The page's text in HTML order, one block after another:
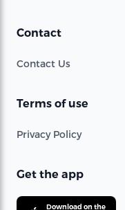
Contact
Contact Us
Terms of use
Privacy Policy
Get the app
Download on the